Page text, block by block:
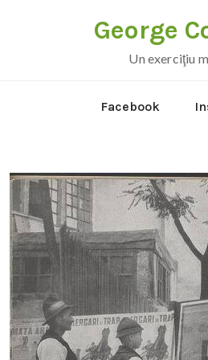
George
Un exerciţiu
Facebook